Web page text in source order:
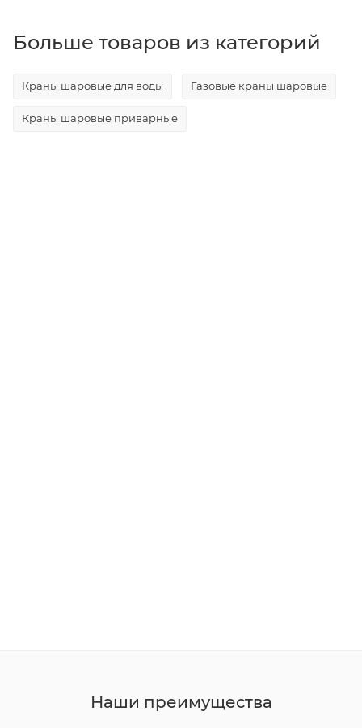
Больше товаров из категорий
Краны шаровые для воды Газовые краны шаровые
Краны шаровые приварные
Наши преимущества